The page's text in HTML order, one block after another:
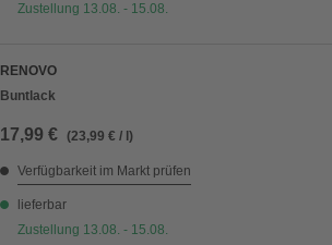
Zustellung 13.08. - 15.08.
RENOVO
Buntlack
17,99 € (23,99 € / l)
Verfügbarkeit im Markt prüfen
lieferbar
Zustellung 13.08. - 15.08.